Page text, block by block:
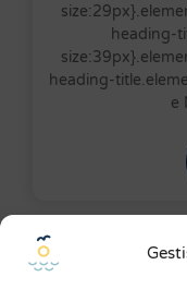
heading-
heading-
e